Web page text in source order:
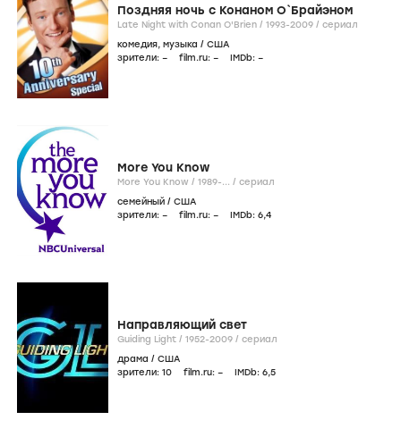
Поздняя ночь с Конаном О`Брайэном
Late Night with Conan O'Brien / 1993-2009 / сериал
комедия, музыка / США
зрители: – film.ru: – IMDb: –
More You Know
More You Know / 1989-... / сериал
семейный / США
зрители: – film.ru: – IMDb: 6,4
Направляющий свет
Guiding Light / 1952-2009 / сериал
драма / США
зрители: 10 film.ru: – IMDb: 6,5